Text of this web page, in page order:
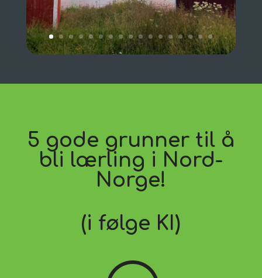
5 gode grunner til å
bli lærling i Nord-
Norge!
(i følge KI)